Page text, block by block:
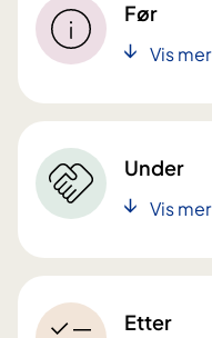
Før
Vis mer
Under
Vis mer
Etter